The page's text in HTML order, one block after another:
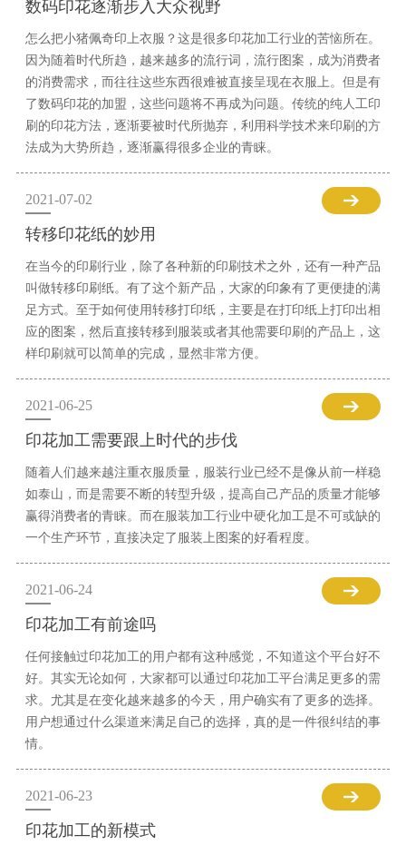
数码印花逐渐步入大众视野
怎么把小猪佩奇印上衣服？这是很多印花加工行业的苦恼所在。
因为随着时代所趋，越来越多的流行词，流行图案，成为消费者
的消费需求，而往往这些东西很难被直接呈现在衣服上。但是有
了数码印花的加盟，这些问题将不再成为问题。传统的纯人工印
刷的印花方法，逐渐要被时代所抛弃，利用科学技术来印刷的方
法成为大势所趋，逐渐赢得很多企业的青睐。
2021-07-02
转移印花纸的妙用
在当今的印刷行业，除了各种新的印刷技术之外，还有一种产品
叫做转移印刷纸。有了这个新产品，大家的印象有了更便捷的满
足方式。至于如何使用转移打印纸，主要是在打印纸上打印出相
应的图案，然后直接转移到服装或者其他需要印刷的产品上，这
样印刷就可以简单的完成，显然非常方便。
2021-06-25
印花加工需要跟上时代的步伐
随着人们越来越注重衣服质量，服装行业已经不是像从前一样稳
如泰山，而是需要不断的转型升级，提高自己产品的质量才能够
赢得消费者的青睐。而在服装加工行业中硬化加工是不可或缺的
一个生产环节，直接决定了服装上图案的好看程度。
2021-06-24
印花加工有前途吗
任何接触过印花加工的用户都有这种感觉，不知道这个平台好不
好。其实无论如何，大家都可以通过印花加工平台满足更多的需
求。尤其是在变化越来越多的今天，用户确实有了更多的选择。
用户想通过什么渠道来满足自己的选择，真的是一件很纠结的事
情。
2021-06-23
印花加工的新模式